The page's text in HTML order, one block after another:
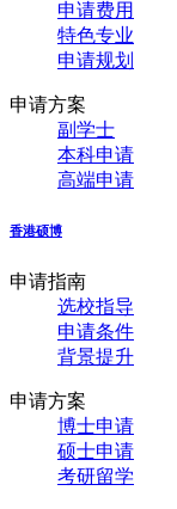
申请费用
特色专业
申请规划
申请方案
副学士
本科申请
高端申请
香港硕博
申请指南
选校指导
申请条件
背景提升
申请方案
博士申请
硕士申请
考研留学